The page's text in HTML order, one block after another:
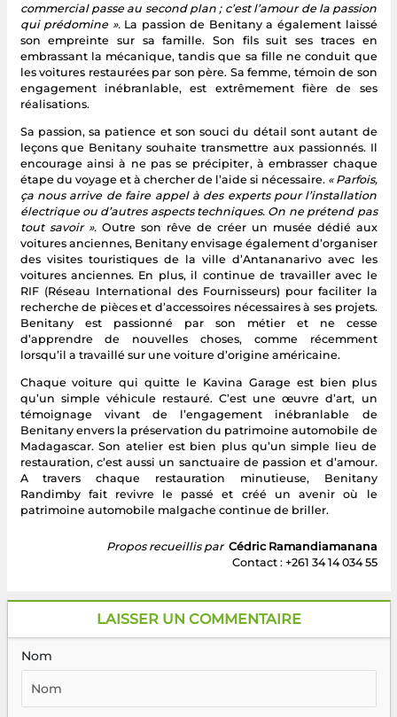
commercial passe au second plan ; c’est l’amour de la passion
qui prédomine ». La passion de Benitany a également laissé
son empreinte sur sa famille. Son fils suit ses traces en
embrassant la mécanique, tandis que sa fille ne conduit que
les voitures restaurées par son père. Sa femme, témoin de son
engagement inébranlable, est extrêmement fière de ses
réalisations.
Sa passion, sa patience et son souci du détail sont autant de
leçons que Benitany souhaite transmettre aux passionnés. Il
encourage ainsi à ne pas se précipiter, à embrasser chaque
étape du voyage et à chercher de l’aide si nécessaire. « Parfois,
ça nous arrive de faire appel à des experts pour l’installation
électrique ou d’autres aspects techniques. On ne prétend pas
tout savoir ».Outre son rêve de créer un musée dédié aux
voitures anciennes, Benitany envisage également d’organiser
des visites touristiques de la ville d’Antananarivo avec les
voitures anciennes. En plus, il continue de travailler avec le
RIF (Réseau International des Fournisseurs) pour faciliter la
recherche de pièces et d’accessoires nécessaires à ses projets.
Benitany est passionné par son métier et ne cesse
d’apprendre de nouvelles choses, comme récemment
lorsqu’il a travaillé sur une voiture d’origine américaine.
Chaque voiture qui quitte le Kavina Garage est bien plus
qu’un simple véhicule restauré. C’est une œuvre d’art, un
témoignage vivant de l’engagement inébranlable de
Benitany envers la préservation du patrimoine automobile de
Madagascar. Son atelier est bien plus qu’un simple lieu de
restauration, c’est aussi un sanctuaire de passion et d’amour.
A travers chaque restauration minutieuse, Benitany
Randimby fait revivre le passé et créé un avenir où le
patrimoine automobile malgache continue de briller.
Propos recueillis par Cédric Ramandiamanana
Contact : +261 34 14 034 55
LAISSER UN COMMENTAIRE
Nom